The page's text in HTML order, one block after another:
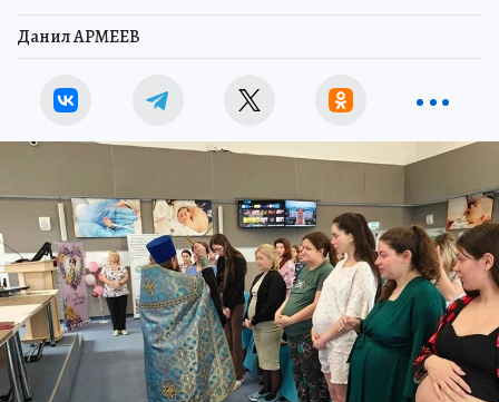
Данил АРМЕЕВ